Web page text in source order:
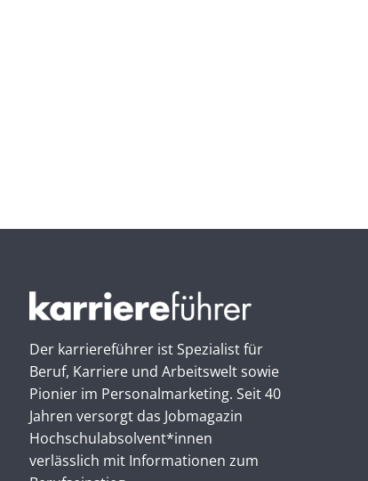
Der karriereführer ist Spezialist für
Beruf, Karriere und Arbeitswelt sowie
Pionier im Personal­marketing. Seit 40
Jahren versorgt das Jobmagazin
Hochschul­absolvent*innen
verlässlich mit Informationen zum